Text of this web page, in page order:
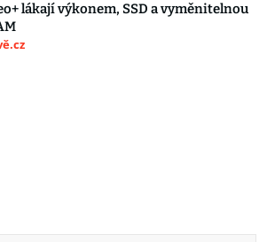
lákají výkonem, SSD a vyměnitelnou